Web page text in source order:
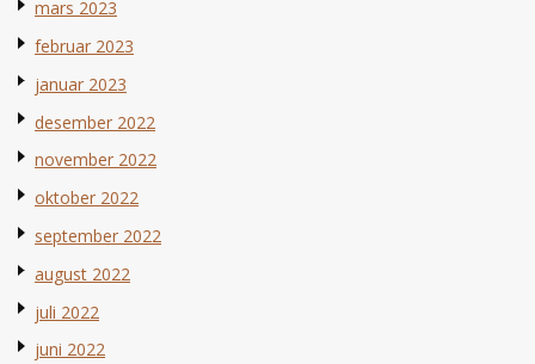
mars 2023
februar 2023
januar 2023
desember 2022
november 2022
oktober 2022
september 2022
august 2022
juli 2022
juni 2022